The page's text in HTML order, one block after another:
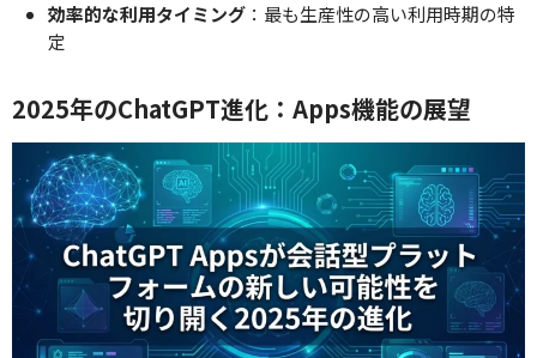
効率的な利用タイミング ：最も生産性の高い利用時期の特
定
2025年のChatGPT進化：Apps機能の展望